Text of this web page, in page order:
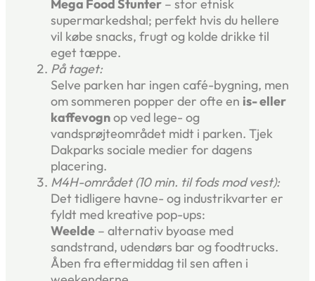
Mega Food Stunter – stor etnisk
supermarkedshal; perfekt hvis du hellere
vil købe snacks, frugt og kolde drikke til
eget tæppe.
På taget:
Selve parken har ingen café-bygning, men
om sommeren popper der ofte en is- eller
kaffevognop ved lege- og
vandsprøjteområdet midt i parken. Tjek
Dakparks sociale medier for dagens
placering.
M4H-området (10 min. til fods mod vest):
Det tidligere havne- og industrikvarter er
fyldt med kreative pop-ups:
Weelde – alternativ byoase med
sandstrand, udendørs bar og foodtrucks.
Åben fra eftermiddag til sen aften i